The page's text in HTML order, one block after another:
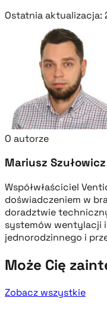
Ostatnia aktualizacja:
O autorze
Mariusz Szułowicz
Współwłaściciel
doświadczeniem w
doradztwie
systemów wentylacji
jednorodzinnego i
Może Cię
Zobacz wszystkie